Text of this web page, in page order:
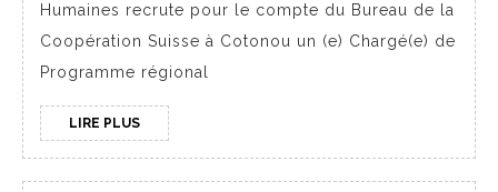
Humaines recrute pour le compte du Bureau de la
Coopération Suisse à Cotonou un (e) Chargé(e) de
Programme régional
LIRE PLUS